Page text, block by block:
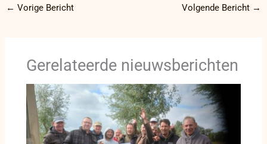
← Vorige Bericht Volgende Bericht →
Gerelateerde nieuwsberichten